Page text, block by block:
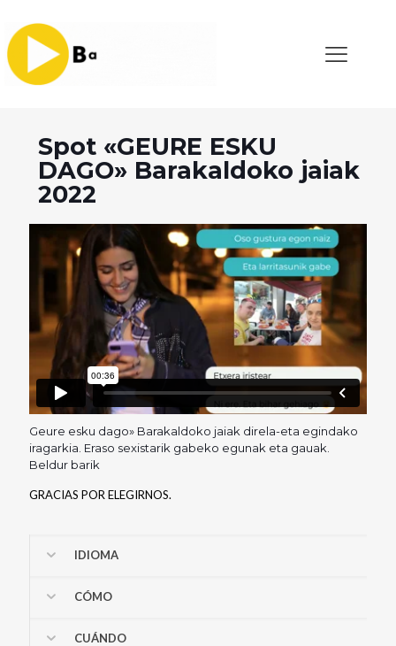
Spot «GEURE ESKU
DAGO» Barakaldoko jaiak
2022
Geure esku dago» Barakaldoko jaiak direla-eta egindako
iragarkia. Eraso sexistarik gabeko egunak eta gauak.
Beldur barik
GRACIAS POR ELEGIRNOS.
IDIOMA
CÓMO
CUÁNDO